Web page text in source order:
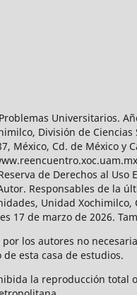
Universitarios.
División de
México, Cd. de México y
de Derechos al
Responsables de la
Unidad
17 de marzo de 2026.
por los autores no
esta casa de estudios.
la reproducción total